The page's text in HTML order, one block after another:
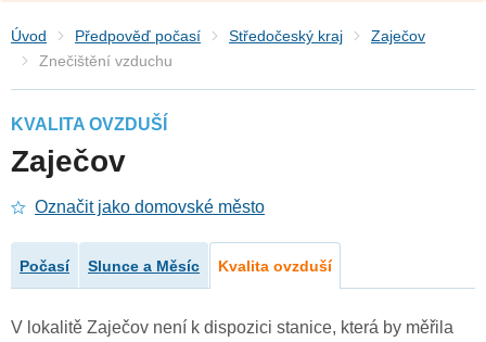
Úvod Předpověď počasí Středočeský kraj
Zaječov
Znečištění vzduchu
KVALITA OVZDUŠÍ
Zaječov
Označit jako domovské město
Počasí Slunce a Měsíc Kvalita ovzduší
V lokalitě Zaječov není k dispozici stanice, která by měřila